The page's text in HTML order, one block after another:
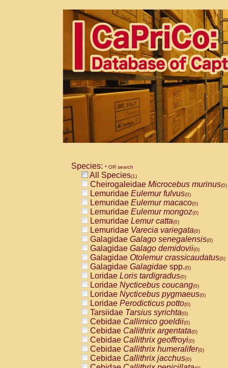
Species: * OR search
All Species(1)
Cheirogaleidae Microcebus murinus(0)
Lemuridae Eulemur fulvus(0)
Lemuridae Eulemur macaco(0)
Lemuridae Eulemur mongoz(0)
Lemuridae Lemur catta(0)
Lemuridae Varecia variegata(0)
Galagidae Galago senegalensis(0)
Galagidae Galago demidovii(0)
Galagidae Otolemur crassicaudatus(0)
Galagidae Galagidae spp.(0)
Loridae Loris tardigradus(0)
Loridae Nycticebus coucang(0)
Loridae Nycticebus pygmaeus(0)
Loridae Perodicticus potto(0)
Tarsiidae Tarsius syrichta(0)
Cebidae Callimico goeldii(0)
Cebidae Callithrix argentata(0)
Cebidae Callithrix geoffroyi(0)
Cebidae Callithrix humeralifer(0)
Cebidae Callithrix jacchus(0)